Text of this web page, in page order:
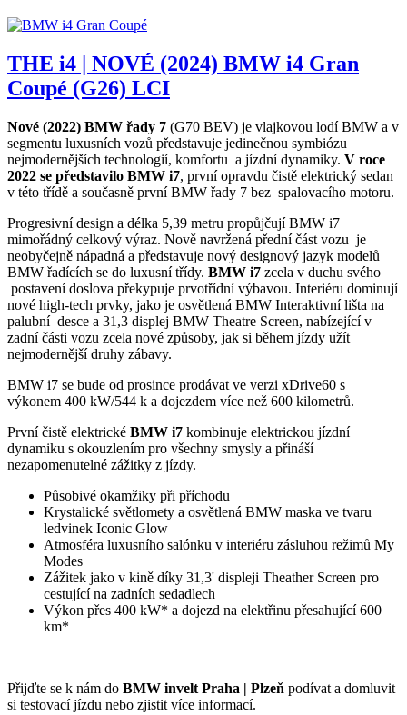
THE i4 | NOVÉ (2024) BMW i4 Gran
Coupé (G26) LCI
Nové (2022) BMW řady 7 (G70 BEV) je vlajkovou lodí BMW a v
segmentu luxusních vozů představuje jedinečnou symbiózu
nejmodernějších technologií, komfortu a jízdní dynamiky. V roce
2022 se představilo BMW i7, první opravdu čistě elektrický sedan
v této třídě a současně první BMW řady 7 bez spalovacího motoru.
Progresivní design a délka 5,39 metru propůjčují BMW i7
mimořádný celkový výraz. Nově navržená přední část vozu je
neobyčejně nápadná a představuje nový designový jazyk modelů
BMW řadících se do luxusní třídy. BMW i7 zcela v duchu svého
postavení doslova překypuje prvotřídní výbavou. Interiéru dominují
nové high-tech prvky, jako je osvětlená BMW Interaktivní lišta na
palubní desce a 31,3 displej BMW Theatre Screen, nabízející v
zadní části vozu zcela nové způsoby, jak si během jízdy užít
nejmodernější druhy zábavy.
BMW i7 se bude od prosince prodávat ve verzi xDrive60 s
výkonem 400 kW/544 k a dojezdem více než 600 kilometrů.
První čistě elektrické BMW i7 kombinuje elektrickou jízdní
dynamiku s okouzlením pro všechny smysly a přináší
nezapomenutelné zážitky z jízdy.
Působivé okamžiky při příchodu
Krystalické světlomety a osvětlená BMW maska ve tvaru
ledvinek Iconic Glow
Atmosféra luxusního salónku v interiéru zásluhou režimů My
Modes
Zážitek jako v kině díky 31,3' displeji Theather Screen pro
cestující na zadních sedadlech
Výkon přes 400 kW* a dojezd na elektřinu přesahující 600
km*
Přijďte se k nám do BMW invelt Praha | Plzeň podívat a domluvit
si testovací jízdu nebo zjistit více informací.